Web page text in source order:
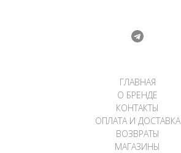
ГЛАВНАЯ
О БРЕНДЕ
КОНТАКТЫ
ОПЛАТА И ДОСТАВКА
ВОЗВРАТЫ
МАГАЗИНЫ